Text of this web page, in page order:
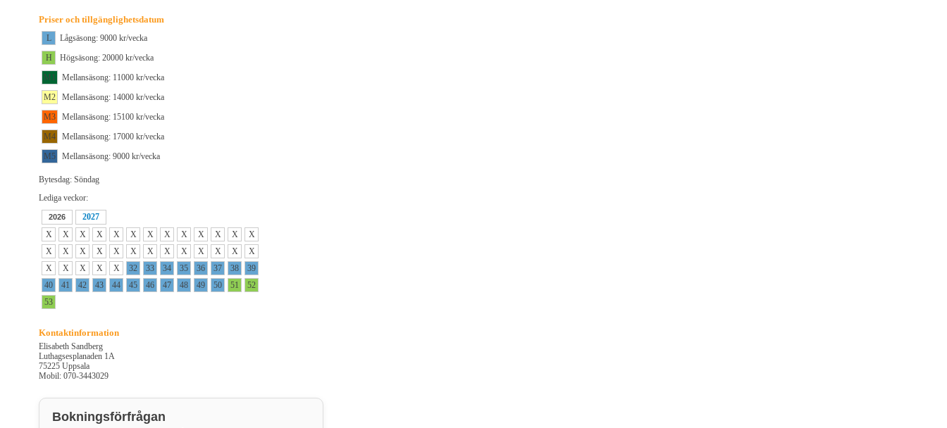
Priser och tillgänglighetsdatum
L
Lågsäsong: 9000 kr/vecka
H
Högsäsong: 20000 kr/vecka
M1
Mellansäsong: 11000 kr/vecka
M2
Mellansäsong: 14000 kr/vecka
M3
Mellansäsong: 15100 kr/vecka
M4
Mellansäsong: 17000 kr/vecka
M5
Mellansäsong: 9000 kr/vecka
Bytesdag: Söndag
Lediga veckor:
2026
2027
X
X X X X X X X X X X X
X
X
X X X X X X X X X X X
X
X
X X X X 32 33 34 35 36 37 38
39
40
41 42 43 44 45 46 47 48 49 50 51
52
53
Kontaktinformation
Elisabeth Sandberg
Luthagsesplanaden 1A
75225 Uppsala
Mobil: 070-3443029
Bokningsförfrågan